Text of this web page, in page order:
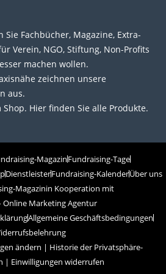
Fachbücher, Magazine, Extra-
Verein, NGO, Stiftung, Non-Profits
machen wollen.
zeichnen unsere
aus.
Hier finden Sie alle Produkte.
MagazinFundraising-Tage
DienstleisterFundraising-KalenderÜber uns
Magazinin Kooperation mit
Online Marketing Agentur
Allgemeine Geschäftsbedingungen
ändern | Historie der Privatsphäre-
| Einwilligungen widerrufen